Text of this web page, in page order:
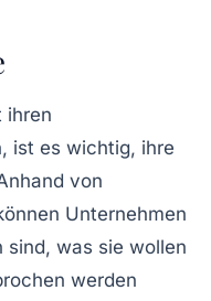
ihren
ist es wichtig, ihre
von
Unternehmen
sind, was sie wollen
werden